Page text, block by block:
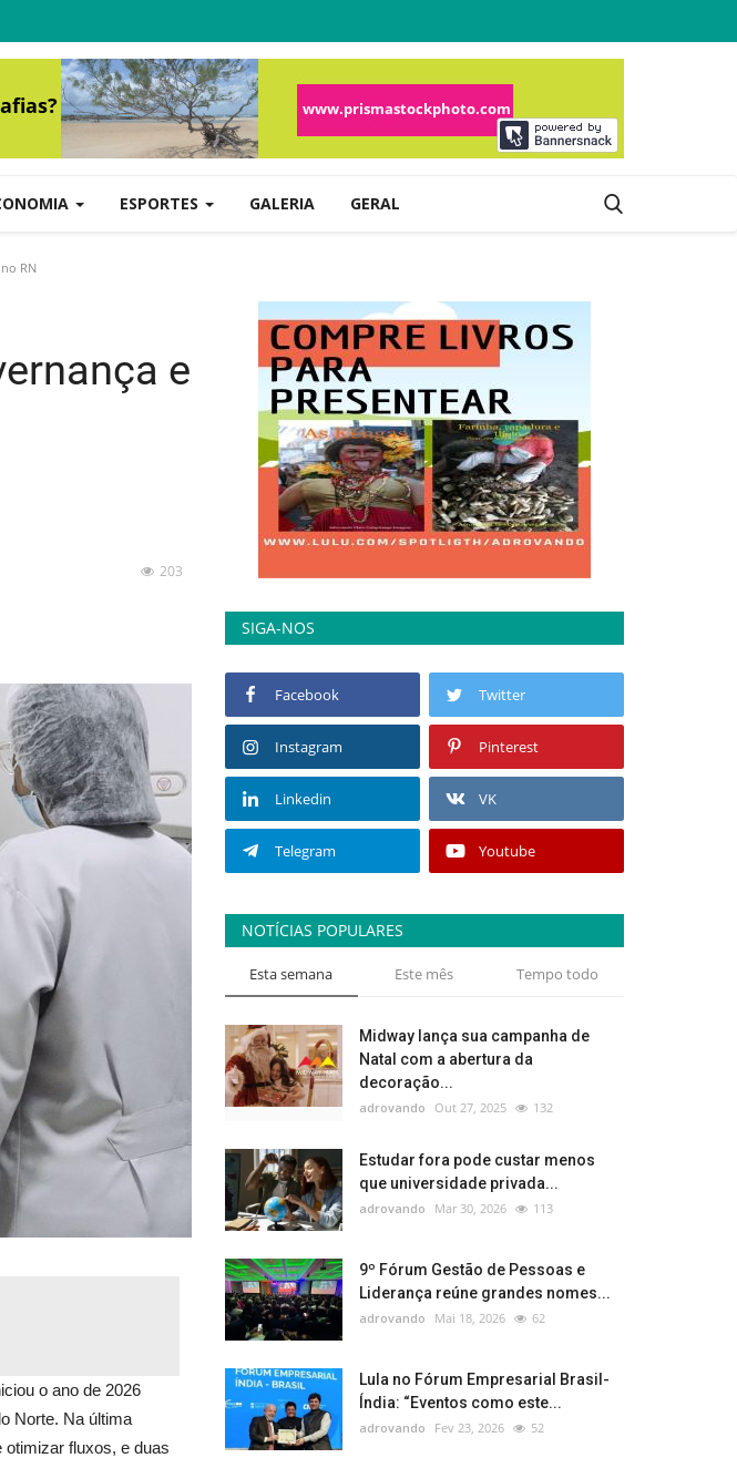
ESPORTES GALERIA GERAL
RN
e
203
o ano de 2026
Norte. Na última
otimizar fluxos, e duas
SIGA-NOS
Facebook Twitter
Instagram Pinterest
Linkedin VK
Telegram Youtube
NOTÍCIAS POPULARES
Esta semana Este mês Tempo todo
Midway lança sua campanha de
Natal com a abertura da
decoração...
adrovando Out 27, 2025 132
Estudar fora pode custar menos
que universidade privada...
adrovando Mar 30, 2026 113
9º Fórum Gestão de Pessoas e
Liderança reúne grandes nomes...
adrovando Mai 18, 2026 62
Lula no Fórum Empresarial Brasil-
Índia: “Eventos como este...
adrovando Fev 23, 2026 52